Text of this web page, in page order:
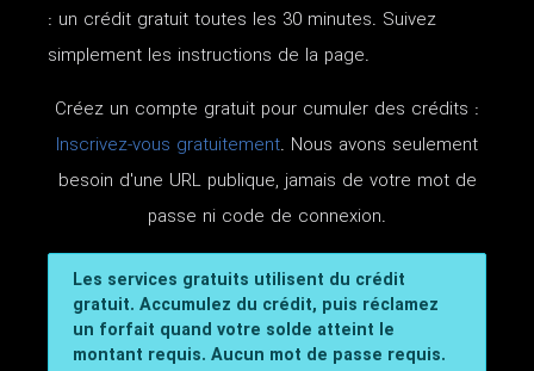
: un crédit gratuit toutes les 30 minutes. Suivez
simplement les instructions de la page.
Créez un compte gratuit pour cumuler des crédits :
Inscrivez-vous gratuitement. Nous avons seulement
besoin d'une URL publique, jamais de votre mot de
passe ni code de connexion.
Les services gratuits utilisent du crédit
gratuit. Accumulez du crédit, puis réclamez
un forfait quand votre solde atteint le
montant requis. Aucun mot de passe requis.